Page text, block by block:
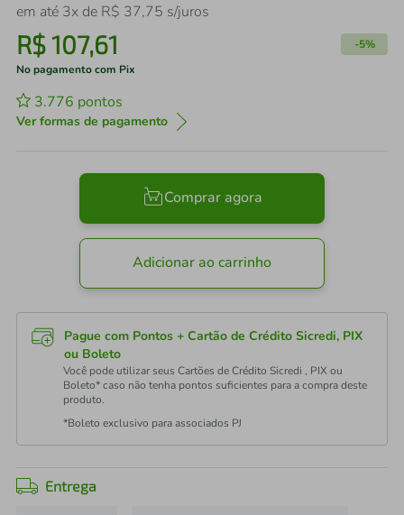
em até 3x de R$ 37,75 s/juros
R$107,61 -5%
No pagamento com Pix
3.776 pontos
Ver formas de pagamento
Comprar agora
Adicionar ao carrinho
Pague com Pontos + Cartão de Crédito Sicredi, PIX
ou Boleto
Você pode utilizar seus Cartões de Crédito Sicredi , PIX ou
Boleto* caso não tenha pontos suficientes para a compra deste
produto.
*Boleto exclusivo para associados PJ
Entrega